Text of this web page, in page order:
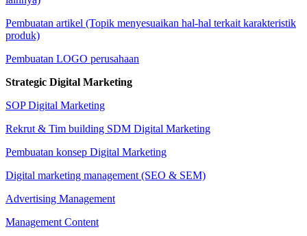
Pembuatan artikel (Topik menyesuaikan hal-hal terkait karakteristik
produk)
Pembuatan LOGO perusahaan
Strategic Digital Marketing
SOP Digital Marketing
Rekrut & Tim building SDM Digital Marketing
Pembuatan konsep Digital Marketing
Digital marketing management (SEO & SEM)
Advertising Management
Management Content